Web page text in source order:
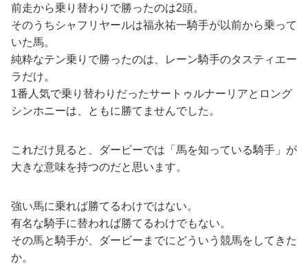
前走から乗り替わりで勝ったのは2頭。
そのうちシャフリヤールは福永祐一騎手が以前から乗って
いた馬。
純粋なテン乗りで勝ったのは、レーン騎手のタスティエー
ラだけ。
1番人気で乗り替わりだったサートゥルナーリアとロング
シンホニーは、ともに勝てませんでした。
これだけ見ると、ダービーでは「馬を知っている騎手」が
大きな意味を持つのだと思います。
強い馬に乗れば勝てるわけではない。
有名な騎手に替われば勝てるわけでもない。
その馬と騎手が、ダービーまでにどういう競馬をしてきた
か。